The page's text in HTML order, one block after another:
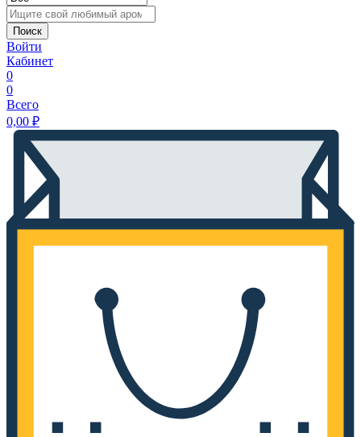
Поиск
Войти
Кабинет
0
0
Всего
0,00 ₽